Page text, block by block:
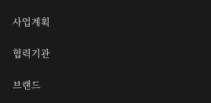
사업계획
협력기관
브랜드